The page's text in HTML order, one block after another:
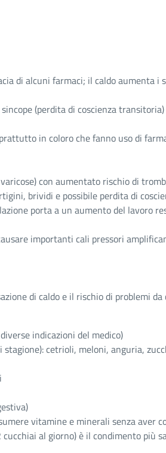
di alcuni farmaci; il caldo aumenta
(perdita di coscienza transitoria)
in coloro che fanno uso di
con aumentato rischio di
brividi e possibile perdita di
porta a un aumento del lavoro
importanti cali pressori
di caldo e il rischio di problemi
indicazioni del medico)
cetrioli, meloni, anguria,
vitamine e minerali senza aver
al giorno) è il condimento più